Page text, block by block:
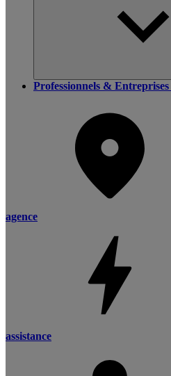
Professionnels & Entreprises
agence
assistance